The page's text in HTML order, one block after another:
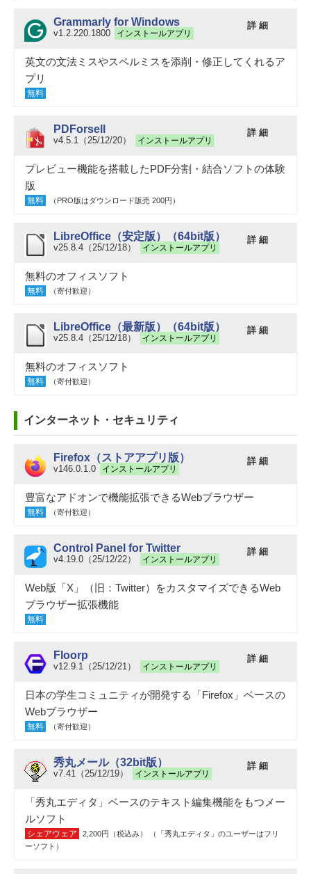
Grammarly for Windows
v1.2.220.1800 インストールアプリ
詳 細
英文の文法ミスやスペルミスを添削・修正してくれるア
プリ
無料
PDForsell
v4.5.1（25/12/20） インストールアプリ
詳 細
プレビュー機能を搭載したPDF分割・結合ソフトの体験
版
無料 （PRO版はダウンロード販売 200円）
LibreOffice（安定版）（64bit版）
v25.8.4（25/12/18） インストールアプリ
詳 細
無料のオフィスソフト
無料 （寄付歓迎）
LibreOffice（最新版）（64bit版）
v25.8.4（25/12/18） インストールアプリ
詳 細
無料のオフィスソフト
無料 （寄付歓迎）
インターネット・セキュリティ
Firefox（ストアアプリ版）
v146.0.1.0 インストールアプリ
詳 細
豊富なアドオンで機能拡張できるWebブラウザー
無料 （寄付歓迎）
Control Panel for Twitter
v4.19.0（25/12/22） インストールアプリ
詳 細
Web版「X」（旧：Twitter）をカスタマイズできるWeb
ブラウザー拡張機能
無料
Floorp
v12.9.1（25/12/21） インストールアプリ
詳 細
日本の学生コミュニティが開発する「Firefox」ベースの
Webブラウザー
無料 （寄付歓迎）
秀丸メール（32bit版）
v7.41（25/12/19） インストールアプリ
詳 細
「秀丸エディタ」ベースのテキスト編集機能をもつメー
ルソフト
シェアウェア
2,200円（税込み） （「秀丸エディタ」のユーザーはフリ
ーソフト）